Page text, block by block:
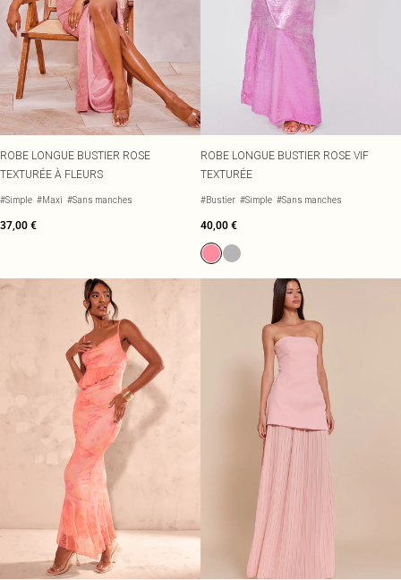
ROBE LONGUE BUSTIER ROSE
TEXTURÉE À FLEURS
#Simple #Maxi #Sans manches
37,00 €
ROBE LONGUE BUSTIER ROSE VIF
TEXTURÉE
#Bustier #Simple #Sans manches
40,00 €